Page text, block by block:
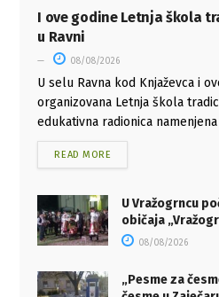
I ove godine Letnja škola
u Ravni
08/08/2026
U selu Ravna kod Knjaževca i
organizovana Letnja škola
edukativna radionica
READ MORE
U Vražogrncu
običaja
08/08/2026
„Pesme za